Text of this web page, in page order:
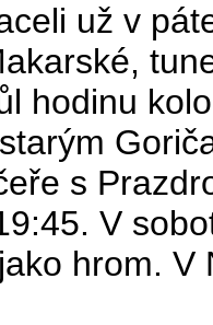
už v
hodinu
s
V
hrom.